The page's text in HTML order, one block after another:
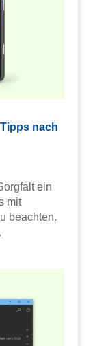
nach
ein
mit
beachten.